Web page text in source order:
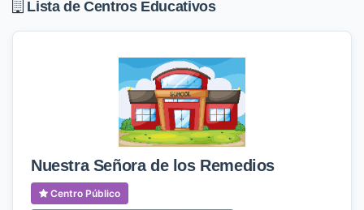
Lista de Centros Educativos
Nuestra Señora de los Remedios
Centro Público